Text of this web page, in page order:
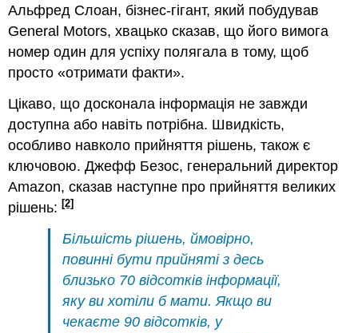
Альфред Слоан, бізнес-гігант, який побудував
General Motors, хвацько сказав, що його вимога
номер один для успіху полягала в тому, щоб
просто «отримати факти».
Цікаво, що досконала інформація не завжди
доступна або навіть потрібна. Швидкість,
особливо навколо прийняття рішень, також є
ключовою. Джефф Безос, генеральний директор
Amazon, сказав наступне про прийняття великих
рішень:[2]
Більшість рішень, ймовірно,
повинні бути прийняті з десь
близько 70 відсотків інформації,
яку ви хотіли б мати. Якщо ви
чекаєте 90 відсотків, у